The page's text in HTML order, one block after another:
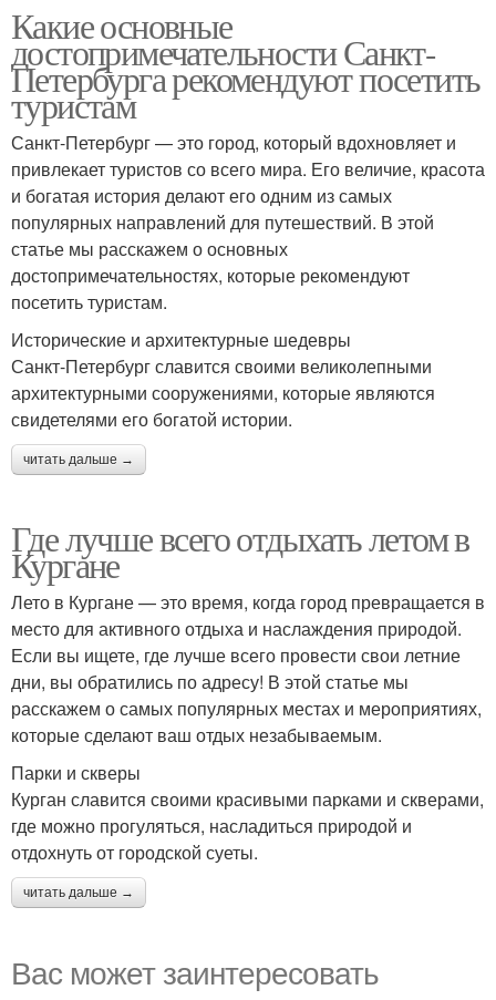
Какие основные
достопримечательности Санкт-
Петербурга рекомендуют посетить
туристам
Санкт-Петербург — это город, который вдохновляет и
привлекает туристов со всего мира. Его величие, красота
и богатая история делают его одним из самых
популярных направлений для путешествий. В этой
статье мы расскажем о основных
достопримечательностях, которые рекомендуют
посетить туристам.
Исторические и архитектурные шедевры
Санкт-Петербург славится своими великолепными
архитектурными сооружениями, которые являются
свидетелями его богатой истории.
читать дальше →
Где лучше всего отдыхать летом в
Кургане
Лето в Кургане — это время, когда город превращается в
место для активного отдыха и наслаждения природой.
Если вы ищете, где лучше всего провести свои летние
дни, вы обратились по адресу! В этой статье мы
расскажем о самых популярных местах и мероприятиях,
которые сделают ваш отдых незабываемым.
Парки и скверы
Курган славится своими красивыми парками и скверами,
где можно прогуляться, насладиться природой и
отдохнуть от городской суеты.
читать дальше →
Вас может заинтересовать